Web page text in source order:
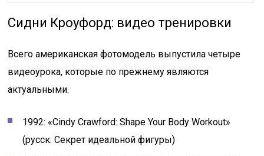
Сидни Кроуфорд: видео тренировки
Всего американская фотомодель выпустила четыре
видеоурока, которые по прежнему являются
актуальными.
1992: «Cindy Crawford: Shape Your Body Workout»
(русск. Секрет идеальной фигуры)